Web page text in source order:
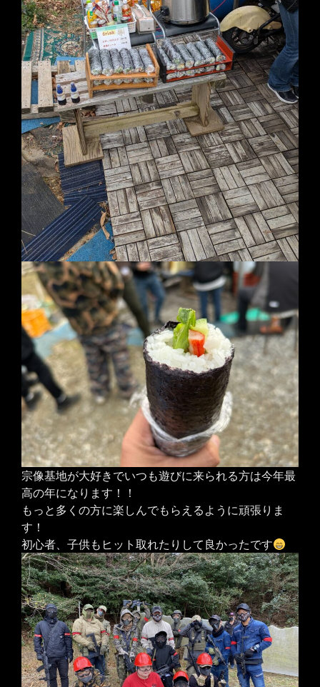
宗像基地が大好きでいつも遊びに来られる方は今年最
高の年になります！！
もっと多くの方に楽しんでもらえるように頑張りま
す！
初心者、子供もヒット取れたりして良かったです